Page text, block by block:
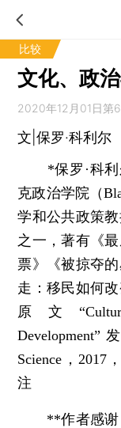
比较
文化、政
2020年12月01日第
文|保罗·科利尔
*保罗·科利
克政治学院（
学和公共政策
之一，著有《
票》《被掠夺
走：移民如何
原文
Development”
Science，
注
**作者感谢